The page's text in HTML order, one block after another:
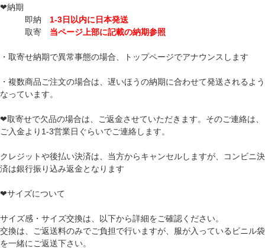
❤納期
即納 1-3日以内に日本発送
取寄 当ページ上部に記載の納期参照
・取寄せ納期で異常事態の場合、トップページでアナウンスします
・複数商品ご注文の場合は、遅いほうの納期に合わせて発送されるよう
なっています。
❤取寄せで欠品の場合は、ご返金させていただきます。そのご連絡は、
ご入金より1-3営業日ぐらいでご連絡します。
クレジットや後払い決済は、当方からキャンセルしますが、コンビニ決
済は銀行振り込み返金となります
❤サイズについて
サイズ感・サイズ交換は、以下から詳細をご確認ください。
交換は、ご返送料のみでご負担で行いますが、服が入っているビニル袋
を一緒にご返送下さい。